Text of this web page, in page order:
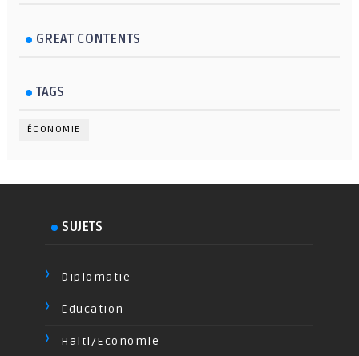
GREAT CONTENTS
TAGS
ÉCONOMIE
SUJETS
Diplomatie
Education
Haiti/Economie